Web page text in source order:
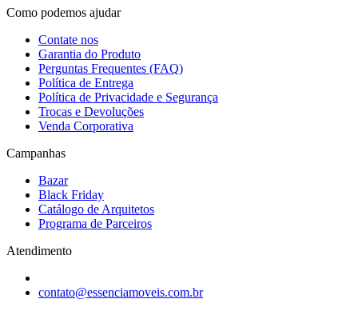
Como podemos ajudar
Contate nos
Garantia do Produto
Perguntas Frequentes (FAQ)
Política de Entrega
Política de Privacidade e Segurança
Trocas e Devoluções
Venda Corporativa
Campanhas
Bazar
Black Friday
Catálogo de Arquitetos
Programa de Parceiros
Atendimento
contato@essenciamoveis.com.br